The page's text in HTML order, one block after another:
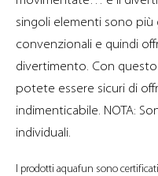
singoli elementi sono più
convenzionali e quindi
divertimento. Con questo
potete essere sicuri di
indimenticabile. NOTA:
individuali.
I prodotti aquafun sono